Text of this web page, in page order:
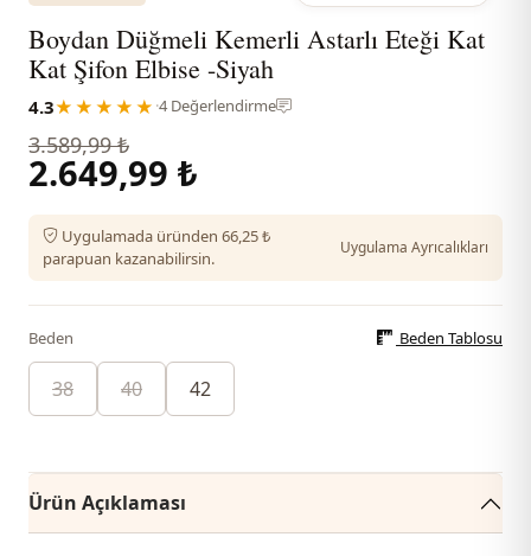
Boydan Düğmeli Kemerli Astarlı Eteği Kat
Kat Şifon Elbise -Siyah
4.3★★★★★ ·4 Değerlendirme
3.589,99 ₺
2.649,99 ₺
Uygulamada üründen 66,25 ₺
parapuan kazanabilirsin.
Uygulama Ayrıcalıkları
Beden Beden Tablosu
38 40 42
Ürün Açıklaması